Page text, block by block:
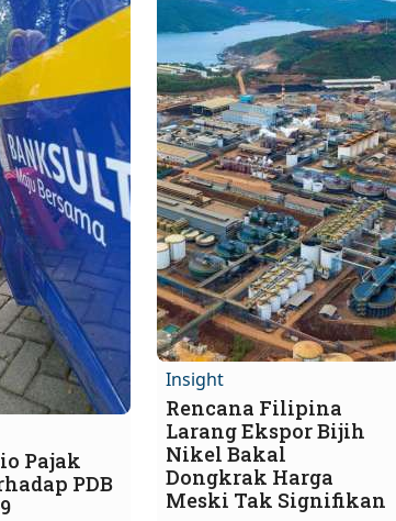
Pajak
PDB
Insight
Rencana Filipina
Larang Ekspor Bijih
Nikel Bakal
Dongkrak Harga
Meski Tak Signifikan